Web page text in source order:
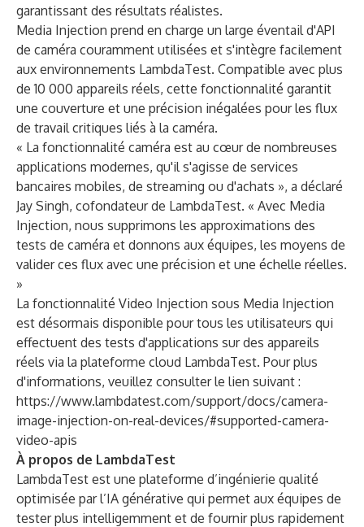
garantissant des résultats réalistes.
Media Injection prend en charge un large éventail d'API
de caméra couramment utilisées et s'intègre facilement
aux environnements LambdaTest. Compatible avec plus
de 10 000 appareils réels, cette fonctionnalité garantit
une couverture et une précision inégalées pour les flux
de travail critiques liés à la caméra.
« La fonctionnalité caméra est au cœur de nombreuses
applications modernes, qu'il s'agisse de services
bancaires mobiles, de streaming ou d'achats », a déclaré
Jay Singh, cofondateur de LambdaTest. « Avec Media
Injection, nous supprimons les approximations des
tests de caméra et donnons aux équipes, les moyens de
valider ces flux avec une précision et une échelle réelles.
»
La fonctionnalité Video Injection sous Media Injection
est désormais disponible pour tous les utilisateurs qui
effectuent des tests d'applications sur des appareils
réels via la plateforme cloud LambdaTest. Pour plus
d'informations, veuillez consulter le lien suivant :
https://www.lambdatest.com/support/docs/camera-
image-injection-on-real-devices/#supported-camera-
video-apis
À propos de LambdaTest
LambdaTest est une plateforme d’ingénierie qualité
optimisée par l’IA générative qui permet aux équipes de
tester plus intelligemment et de fournir plus rapidement